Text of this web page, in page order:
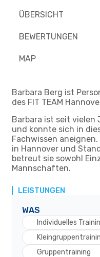
ÜBERSICHT
BEWERTUNGEN
MAP
Barbara Berg ist
des FIT TEAM
Barbara ist seit
und konnte sich in
Fachwissen
in Hannover und
betreut sie sowohl
Mannschaften.
LEISTUNGEN
WAS
Individuelles
Gruppentraining